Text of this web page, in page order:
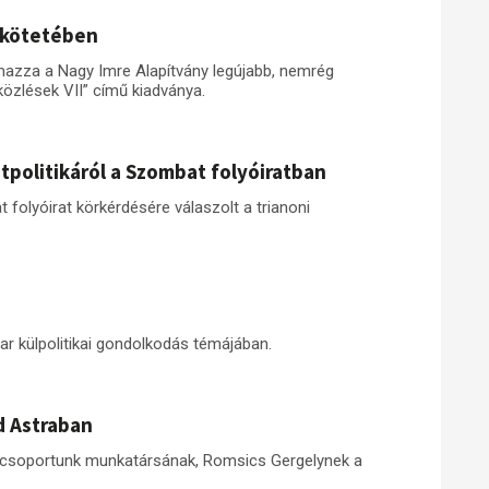
a Nagy Imre Alapítvány legújabb, nemrég
VII” című kiadványa.
a Szombat folyóiratban
folyóirat körkérdésére válaszolt a trianoni
külpolitikai gondolkodás témájában.
Astraban
munkatársának, Romsics Gergelynek a